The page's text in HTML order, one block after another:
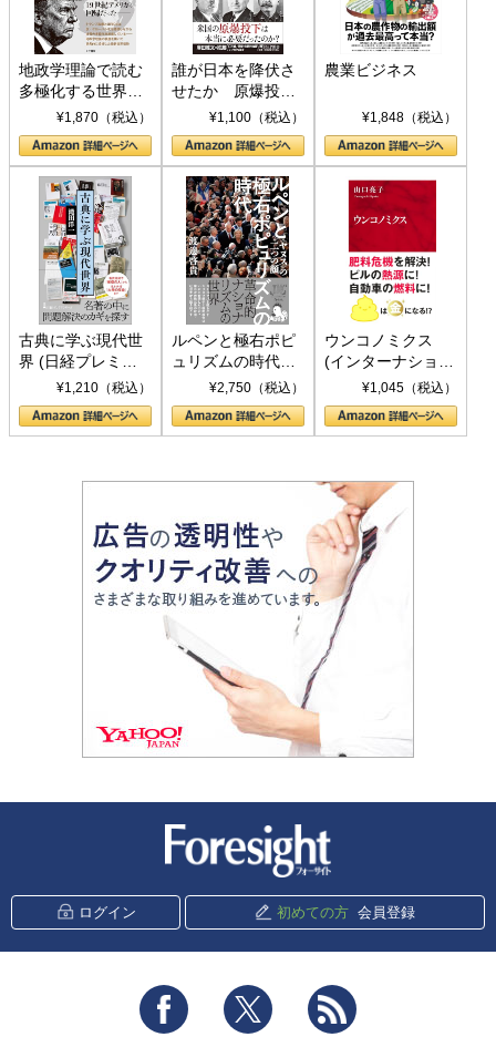
地政学理論で読む
多極化する世界：
トランプとBRICS
の挑戦
¥1,870（税込）
誰が日本を降伏さ
せたか 原爆投
下、ソ連参戦、そ
して聖断 (PHP新
書)
¥1,100（税込）
農業ビジネス
¥1,848（税込）
古典に学ぶ現代世
界 (日経プレミア
シリーズ)¥1,210（税込）
ルペンと極右ポピ
ュリズムの時代：
〈ヤヌス〉の二つ
の顔
¥2,750（税込）
ウンコノミクス
(インターナショナ
ル新書)¥1,045（税込）
ログイン 初めての方 会員登録
Facebook Twitter